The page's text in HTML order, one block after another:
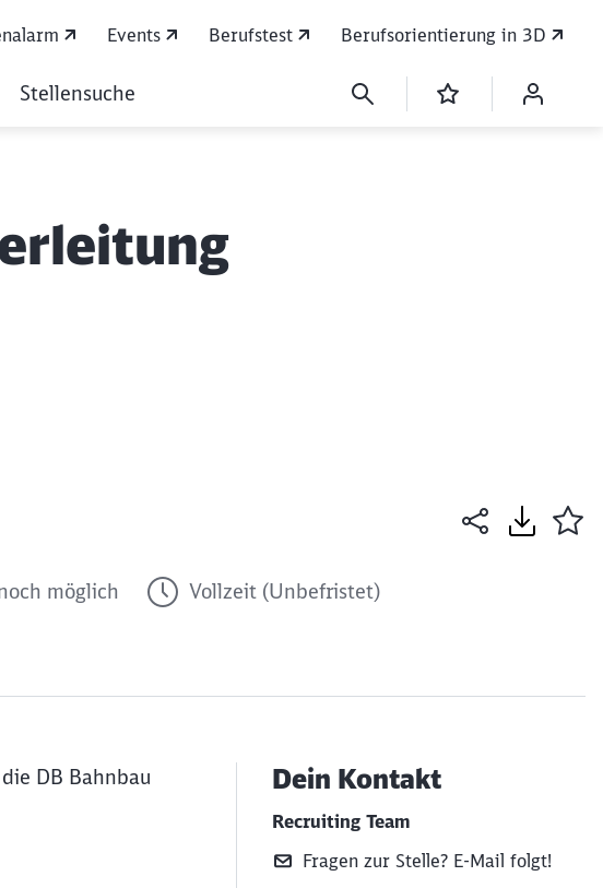
Events Berufstest Berufsorientierung in 3D
Stellensuche
möglich Vollzeit (Unbefristet)
DB Bahnbau
Dein Kontakt
Recruiting Team
Fragen zur Stelle? E‑Mail folgt!